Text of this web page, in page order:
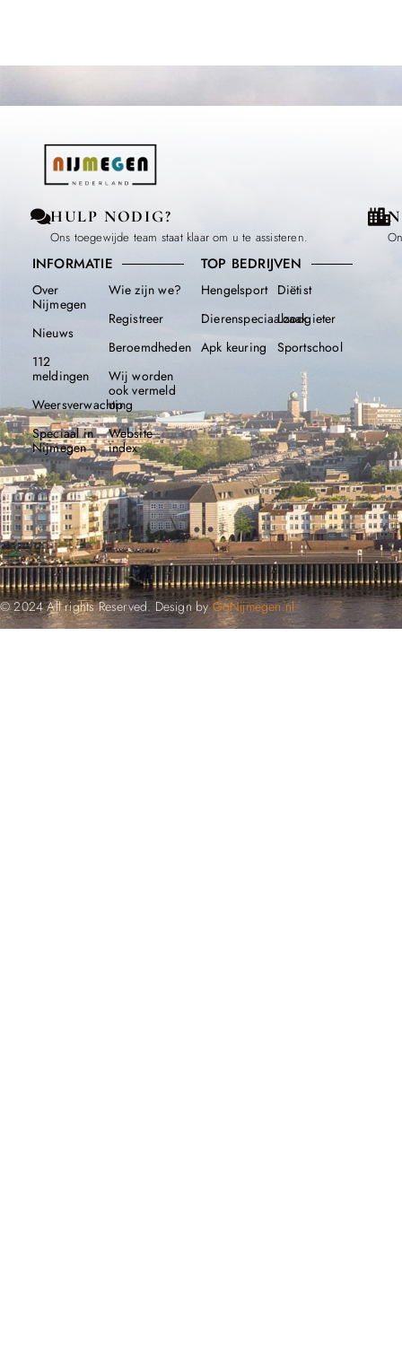
HULP NODIG?
Ons toegewijde team staat klaar om u te assisteren.
INFORMATIE
Over
Nijmegen
Nieuws
112
meldingen
Weersverwachting
Speciaal in
Nijmegen
Wie zijn we?
Registreer
Beroemdheden​
Wij worden
ook vermeld
op
Website
index
TOP BEDRIJVEN
Hengelsport
Dierenspeciaalzaak
Apk keuring
Diëtist
Loodgieter
Sportschool
© 2024 All rights Reserved. Design byGoNijmegen.nl